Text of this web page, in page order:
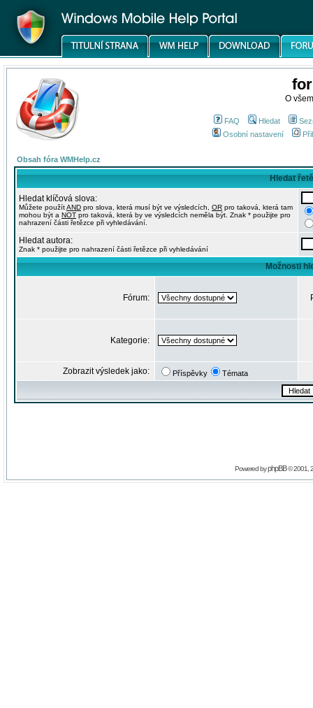
O
FAQ Hledat
Osobní nastavení
Obsah fóra WMHelp.cz
Hledat
Hledat klíčová slova:
Můžete použítAND pro slova, která musí být ve výsledcích, OR pro taková, která tam
mohou být a NOT pro taková, která by ve výsledcích neměla být. Znak * použijte pro
nahrazení části řetězce při vyhledávání.
Hledat autora:
Znak * použijte pro nahrazení části řetězce při vyhledávání
Možnosti
Fórum:
Kategorie:
Zobrazit výsledek jako: Příspěvky Témata
Powered byphpBB© 2001,